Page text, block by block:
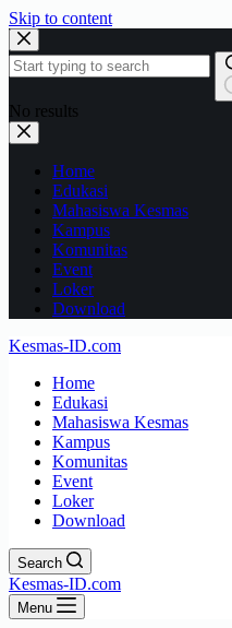
Skip to content
No results
Home
Edukasi
Mahasiswa Kesmas
Kampus
Komunitas
Event
Loker
Download
Kesmas-ID.com
Home
Edukasi
Mahasiswa Kesmas
Kampus
Komunitas
Event
Loker
Download
Search
Kesmas-ID.com
Menu